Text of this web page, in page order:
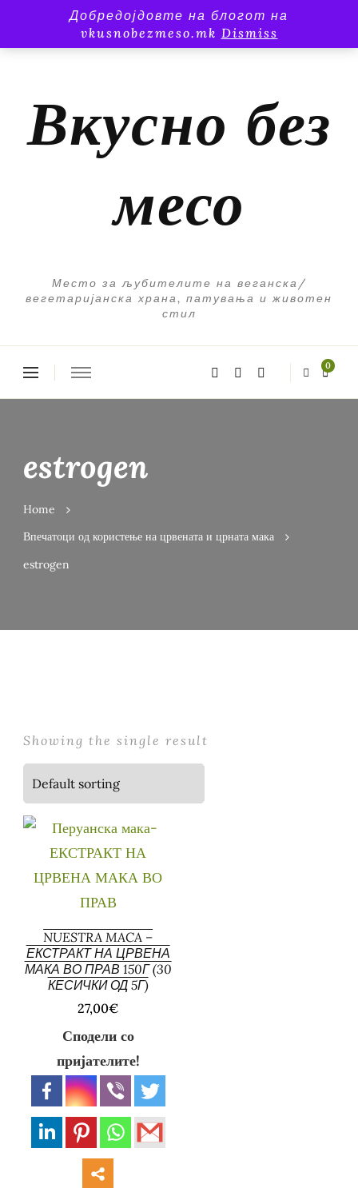
Добредојдовте на блогот на
vkusnobezmeso.mk Dismiss
Вкусно без
месо
Место за љубителите на веганска/
вегетаријанска храна, патувања и животен
стил
0
estrogen
Home
Впечатоци од користење на црвената и црната мака
estrogen
Showing the single result
NUESTRA MACA –
ЕКСТРАКТ НА ЦРВЕНА
МАКА ВО ПРАВ 150Г (30
КЕСИЧКИ ОД 5Г)
27,00€
Сподели со
пријателите!